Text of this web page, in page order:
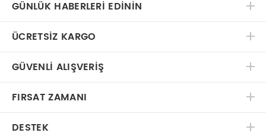
GÜNLÜK HABERLERİ EDİNİN
ÜCRETSIZ KARGO
GÜVENLI ALIŞVERIŞ
FIRSAT ZAMANI
DESTEK